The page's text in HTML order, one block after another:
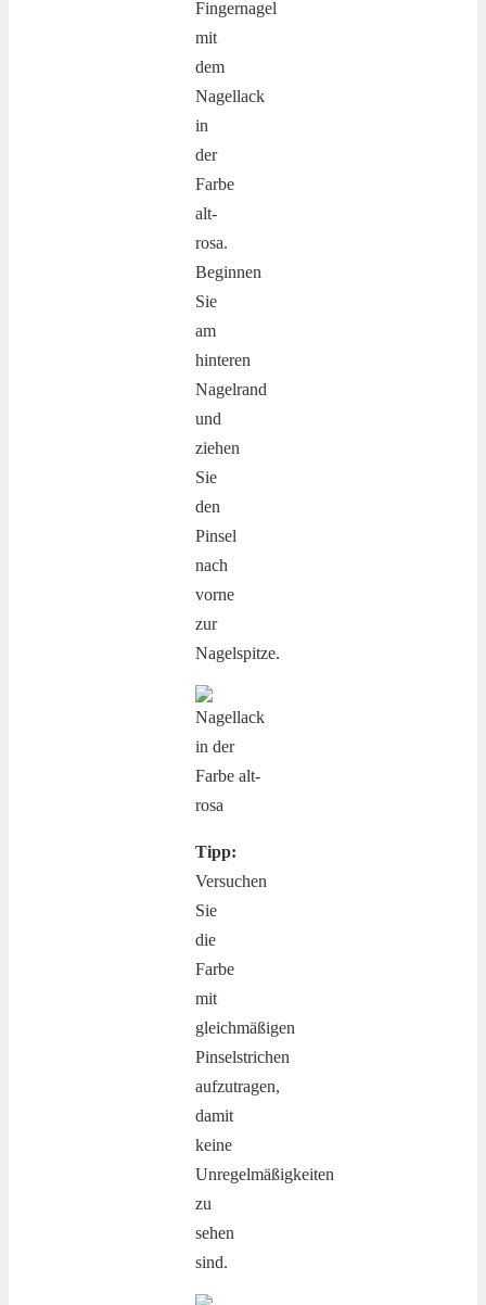
Fingernagel
mit
dem
Nagellack
in
der
Farbe
alt-
rosa.
Beginnen
Sie
am
hinteren
Nagelrand
und
ziehen
Sie
den
Pinsel
nach
vorne
zur
Nagelspitze.
Tipp:
Versuchen
Sie
die
Farbe
mit
gleichmäßigen
Pinselstrichen
aufzutragen,
damit
keine
Unregelmäßigkeiten
zu
sehen
sind.